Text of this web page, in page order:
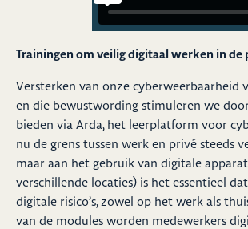
Trainingen om veilig digitaal werken in de
Versterken van onze cyberweerbaarheid
en die bewustwording stimuleren we
bieden via Arda, het leerplatform voor
nu de grens tussen werk en privé steeds
maar aan het gebruik van digitale
verschillende locaties) is het essentieel
digitale risico’s, zowel op het werk als
van de modules worden medewerkers